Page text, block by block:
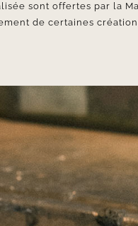
sont offertes par la
de certaines